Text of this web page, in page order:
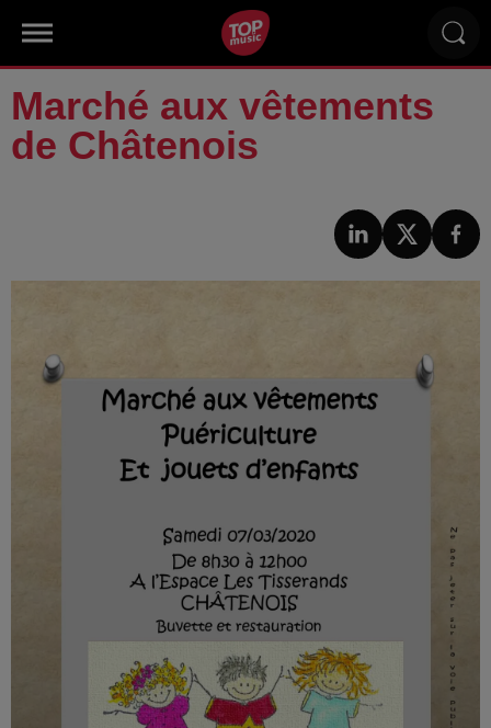
Marché aux vêtements
de Châtenois